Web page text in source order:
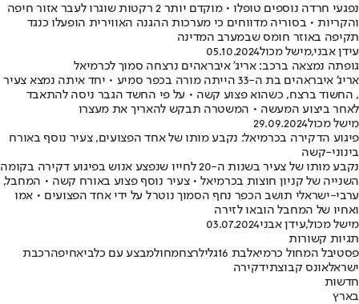
נפגעי חרדה נוספים טופלו • מוקדם יותר 2 רקטות שוגרו לעבר אזור חיפה
והקריות • בסוריה מדווחים כי מערכות ההגנה האווירית הופעלו כנגד
תקיפה באוזר חומס שבמערב המדינה
עידן אבני,מישל מכול05.10.2024
גופתה נמצאה ברכב: אריג' איבראהים נרצחה סמוך לכרמיאל
אריג' איבראהים בת ה-33 הייתה מורה בכפר סמיע • יחד איתה נמצא צעיר
, החשוד ברצח, כשהוא פצוע קשה • על פי החשד הגבר ניסה להתאבד
לאחר ביצוע המעשה • המשטרה תבקש להאריך את מעצרו
מישל מכול29.09.2024
פיגוע הדקירה בכרמיאל: נקבע מותו של אחד הפצועים, צעיר נוסף באורח
בינוני-קשה
נקבע מותו של צעיר בשנות ה-20 לחייו שנפצע אנוש בפיגוע דקירה בקומה
השנייה של קניון חוצות בכרמיאל • צעיר נוסף פצוע באורח קשה • המחבל,
ערבי-ישראלי תושב הכפר נחף הסמוך נוטרל על ידי אחד הפצועים • אמו
ואחיו של המחבל הובאו לזירה
מישל מכול,עידן אבני03.07.2024
תגיות קשורות
פסטיבל המחול כרמיאלבת 16 גלילרצחמחולמבצע עם כלביאחיפהרכבת
ישראלאונס קבוצתידקירה
חדשות
בארץ